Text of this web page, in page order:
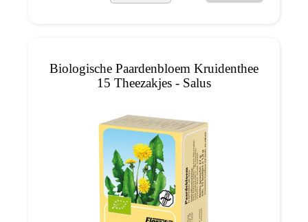
Biologische Paardenbloem Kruidenthee
15 Theezakjes - Salus